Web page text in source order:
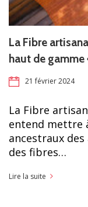
La Fibre
haut de
21 février 2024
La Fibre
entend mettre
ancestraux
des fibres…
Lire la suite